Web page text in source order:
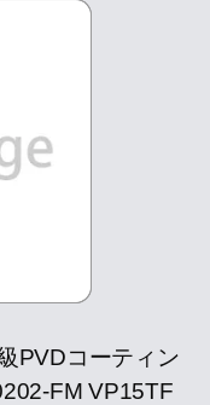
PVDコーティン
FM VP15TF